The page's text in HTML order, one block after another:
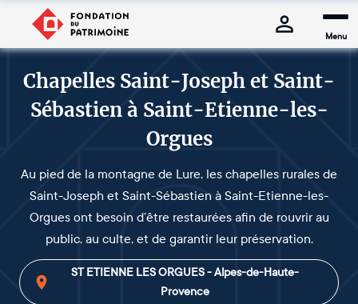
Menu
Chapelles Saint-Joseph et Saint-
Sébastien à Saint-Etienne-les-
Orgues
Au pied de la montagne de Lure, les chapelles rurales de
Saint-Joseph et Saint-Sébastien à Saint-Etienne-les-
Orgues ont besoin d’être restaurées afin de rouvrir au
public, au culte, et de garantir leur préservation.
ST ETIENNE LES ORGUES - Alpes-de-Haute-
Provence